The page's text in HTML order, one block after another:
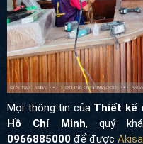
Mọi thông tin của Thiết kế
Hồ Chí Minh, quý
0966885000 để được Akisa